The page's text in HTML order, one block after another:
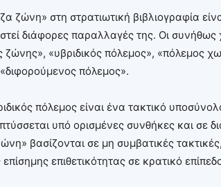
ζώνη» στη στρατιωτική βιβλιογραφία
διάφορες παραλλαγές της. Οι συνήθως
ζώνης», «υβριδικός πόλεμος», «πόλεμος
πόλεμος».
πόλεμος είναι ένα τακτικό
υπό ορισμένες συνθήκες και σε
βασίζονται σε μη συμβατικές
επιθετικότητας σε κρατικό